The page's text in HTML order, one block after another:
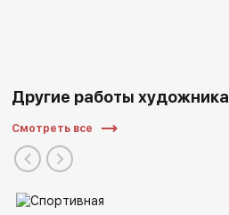
Другие работы художника
Смотреть все